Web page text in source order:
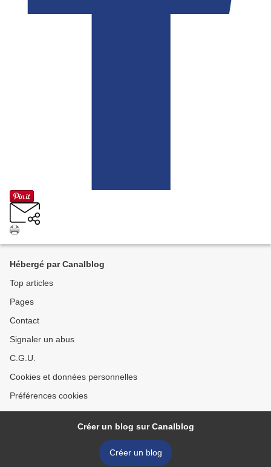
Hébergé par Canalblog
Top articles
Pages
Contact
Signaler un abus
C.G.U.
Cookies et données personnelles
Préférences cookies
Créer un blog sur Canalblog
Créer un blog